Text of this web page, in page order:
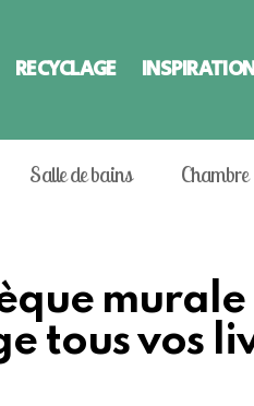
RECYCLAGE
Salle de bains Chambre
murale
tous vos